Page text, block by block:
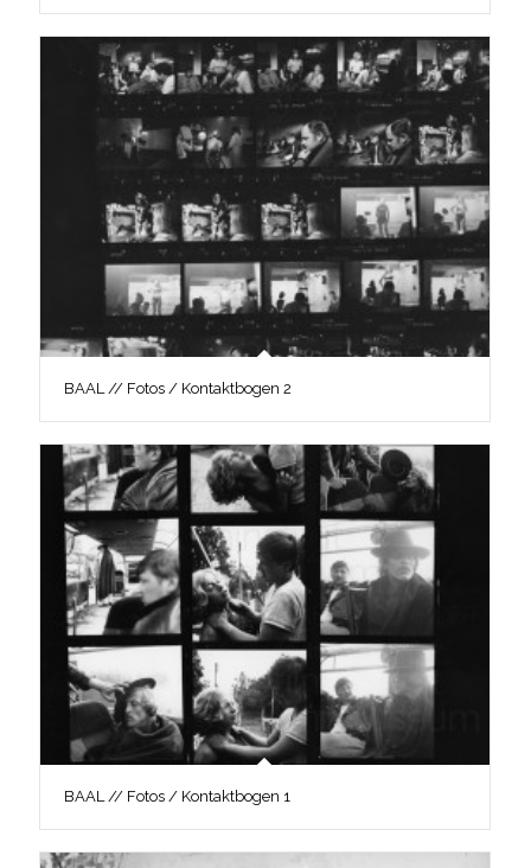
BAAL // Fotos / Kontaktbogen 2
BAAL // Fotos / Kontaktbogen 1